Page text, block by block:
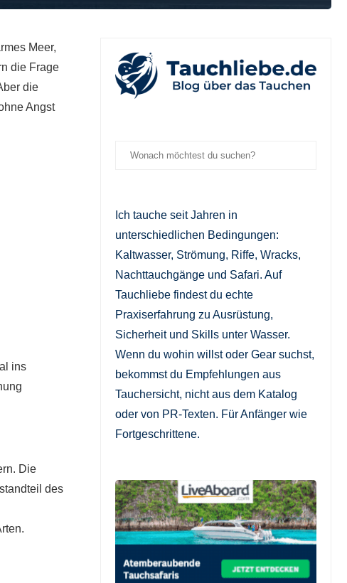
Meer,
die Frage
die
Angst
ins
Die
des
Ich tauche seit Jahren in
unterschiedlichen Bedingungen:
Kaltwasser, Strömung, Riffe, Wracks,
Nachttauchgänge und Safari. Auf
Tauchliebe findest du echte
Praxiserfahrung zu Ausrüstung,
Sicherheit und Skills unter Wasser.
Wenn du wohin willst oder Gear suchst,
bekommst du Empfehlungen aus
Tauchersicht, nicht aus dem Katalog
oder von PR-Texten. Für Anfänger wie
Fortgeschrittene.